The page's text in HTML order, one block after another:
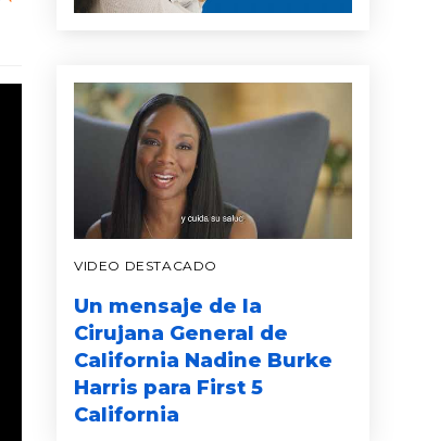
VIDEO DESTACADO
Un mensaje de la
Cirujana General de
California Nadine Burke
Harris para First 5
California